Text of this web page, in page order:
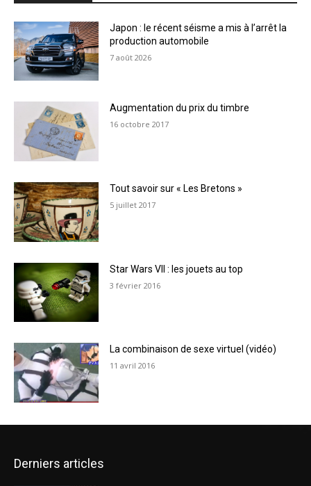
Japon : le récent séisme a mis à l’arrêt la
production automobile
7 août 2026
Augmentation du prix du timbre
16 octobre 2017
Tout savoir sur « Les Bretons »
5 juillet 2017
Star Wars VII : les jouets au top
3 février 2016
La combinaison de sexe virtuel (vidéo)
11 avril 2016
Derniers articles